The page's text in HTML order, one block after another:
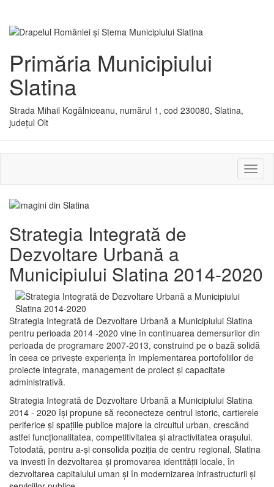
Primăria Municipiului
Slatina
Strada Mihail Kogălniceanu, numărul 1, cod 230080, Slatina,
județul Olt
sau
Strategia Integrată de
Dezvoltare Urbană a
Municipiului Slatina 2014-2020
Strategia Integrată de Dezvoltare Urbană a Municipiului Slatina
pentru perioada 2014 -2020 vine în continuarea demersurilor din
perioada de programare 2007-2013, construind pe o bază solidă
în ceea ce priveşte experienţa în implementarea portofoliilor de
proiecte integrate, management de proiect și capacitate
administrativă.
Strategia Integrată de Dezvoltare Urbană a Municipiului Slatina
2014 - 2020 își propune să reconecteze centrul istoric, cartierele
periferice şi spaţiile publice majore la circuitul urban, crescând
astfel funcţionalitatea, competitivitatea şi atractivitatea oraşului.
Totodată, pentru a-şi consolida poziţia de centru regional, Slatina
va investi în dezvoltarea şi promovarea identităţii locale, în
dezvoltarea capitalului uman şi în modernizarea infrastructurii şi